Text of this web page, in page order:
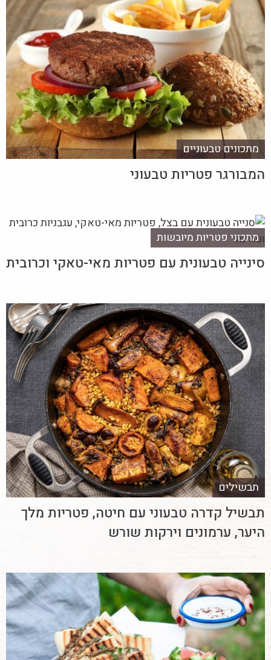
מתכונים טבעוניים
המבורגר פטריות טבעוני
מתכוני פטריות מיובשות
סינייה טבעונית עם פטריות מאי-טאקי וכרובית
תבשילים
תבשיל קדרה טבעוני עם חיטה, פטריות מלך
היער, ערמונים וירקות שורש